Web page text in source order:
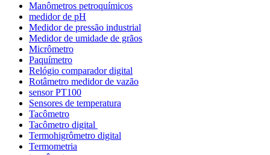
Manômetros petroquímicos
medidor de pH
Medidor de pressão industrial
Medidor de umidade de grãos
Micrômetro
Paquímetro
Relógio comparador digital
Rotâmetro medidor de vazão
sensor PT100
Sensores de temperatura
Tacômetro
Tacômetro digital
Termohigrômetro digital
Termometria